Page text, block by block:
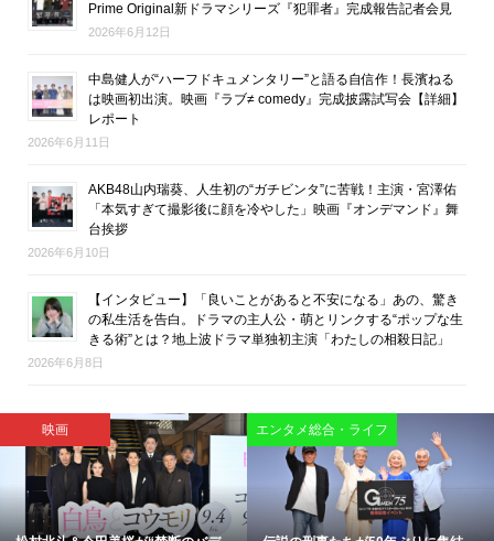
Prime Original新ドラマシリーズ『犯罪者』完成報告記者会見
2026年6月12日
中島健人が“ハーフドキュメンタリー”と語る自信作！長濱ねる
は映画初出演。映画『ラブ≠ comedy』完成披露試写会【詳細】
レポート
2026年6月11日
AKB48山内瑞葵、人生初の“ガチビンタ”に苦戦！主演・宮澤佑
「本気すぎて撮影後に顔を冷やした」映画『オンデマンド』舞
台挨拶
2026年6月10日
【インタビュー】「良いことがあると不安になる」あの、驚き
の私生活を告白。ドラマの主人公・萌とリンクする“ポップな生
きる術”とは？地上波ドラマ単独初主演「わたしの相殺日記」
2026年6月8日
映画 映画